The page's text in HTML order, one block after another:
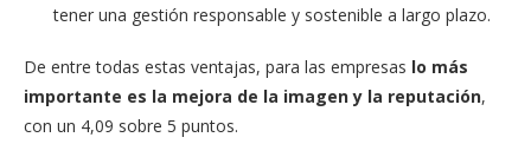
tener una gestión responsable y sostenible a largo plazo.
De entre todas estas ventajas, para las empresas lo más
importante es la mejora de la imagen y la reputación,
con un 4,09 sobre 5 puntos.